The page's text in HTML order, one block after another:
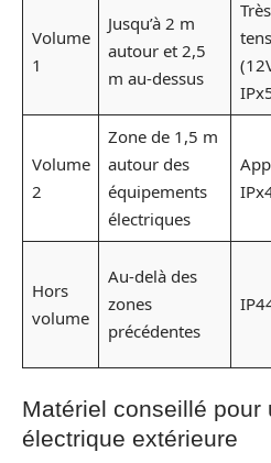
Volume
1
Jusqu’à 2 m
autour et 2,5
m au-dessus
Volume
2
Zone de 1,5 m
autour des
équipements
électriques
Hors
volume
Au-delà des
zones
précédentes
Matériel conseillé pour
électrique extérieure